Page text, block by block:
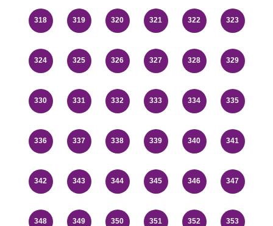
318 319 320 321 322 323
324 325 326 327 328 329
330 331 332 333 334 335
336 337 338 339 340 341
342 343 344 345 346 347
348 349 350 351 352 353